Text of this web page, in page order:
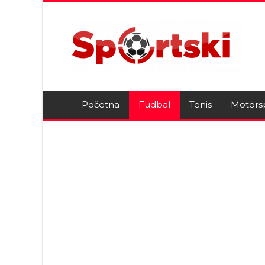
Početna Fudbal Tenis